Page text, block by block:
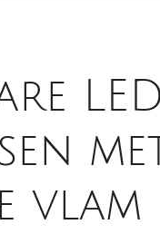
LED
vlam